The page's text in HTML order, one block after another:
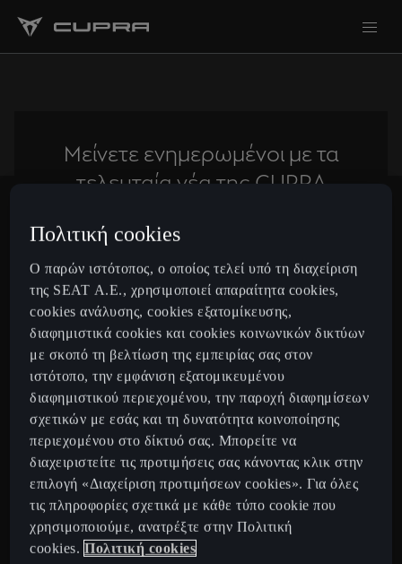
Μείνετε ενημερωμένοι με τα
τελευταία νέα της CUPRA
Subscribe
Ελληνικά
Μοντέλα
CUPRA Tavascan Fully Electric SUV Coupe
CUPRA Terramar 2025 Plug-In Hybrid SUV
CUPRA Formentor 2025 e-Hybrid
CUPRA Leon 2025 e-Hybrid
CUPRA Leon Sportstourer 2025 e-Hybrid
CUPRA Born Fully Electric Car
Πολιτική cookies
Ο παρών ιστότοπος, ο οποίος τελεί υπό τη διαχείριση
της SEAT Α.Ε., χρησιμοποιεί απαραίτητα cookies,
cookies ανάλυσης, cookies εξατομίκευσης,
διαφημιστικά cookies και cookies κοινωνικών δικτύων
με σκοπό τη βελτίωση της εμπειρίας σας στον
ιστότοπο, την εμφάνιση εξατομικευμένου
διαφημιστικού περιεχομένου, την παροχή διαφημίσεων
σχετικών με εσάς και τη δυνατότητα κοινοποίησης
περιεχομένου στο δίκτυό σας. Μπορείτε να
διαχειριστείτε τις προτιμήσεις σας κάνοντας κλικ στην
επιλογή «Διαχείριση προτιμήσεων cookies». Για όλες
τις πληροφορίες σχετικά με κάθε τύπο cookie που
χρησιμοποιούμε, ανατρέξτε στην Πολιτική
cookies. Πολιτική cookies